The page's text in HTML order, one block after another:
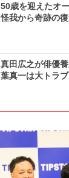
50歳を迎えたオ
怪我から奇跡の
真田広之が俳優
葉真一は大トラ